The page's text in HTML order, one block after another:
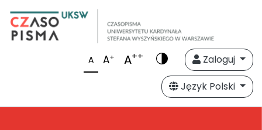
A A+ A++
Zaloguj
Język Polski